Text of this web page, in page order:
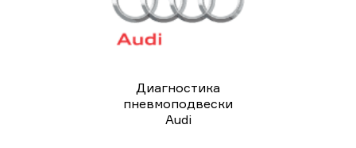
Диагностика
пневмоподвески
Audi